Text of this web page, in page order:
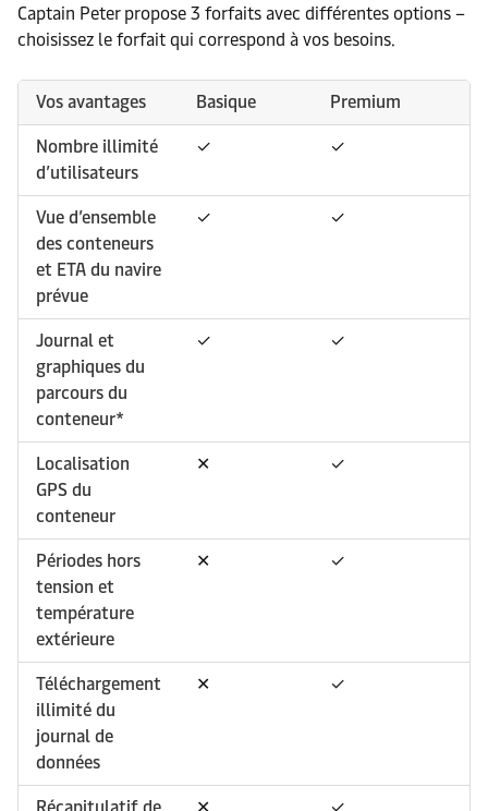
Captain Peter propose 3 forfaits avec différentes options –
choisissez le forfait qui correspond à vos besoins.
Vos avantages Basique Premium
Nombre illimité
d’utilisateurs
✓ ✓
Vue d’ensemble
des conteneurs
et ETA du navire
prévue
✓ ✓
Journal et
graphiques du
parcours du
conteneur*
✓ ✓
Localisation
GPS du
conteneur
✕ ✓
Périodes hors
tension et
température
extérieure
✕ ✓
Téléchargement
illimité du
journal de
données
✕ ✓